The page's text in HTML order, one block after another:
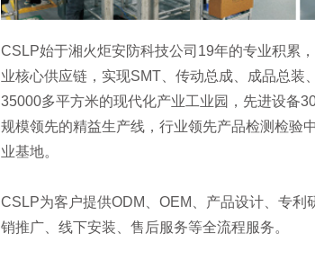
CSLP始于湘火炬安防科技公司19年的专业积累
业核心供应链，实现SMT、传动总成、成品总装
35000多平方米的现代化产业工业园，先进设备
规模领先的精益生产线，行业领先产品检测检验
业基地。
CSLP为客户提供ODM、OEM、产品设计、专
销推广、线下安装、售后服务等全流程服务。